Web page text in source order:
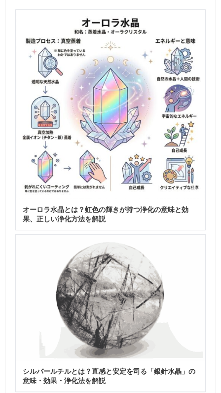
オーロラ水晶とは？虹色の輝きが持つ浄化の意味と効
果、正しい浄化方法を解説
シルバールチルとは？直感と安定を司る「銀針水晶」の
意味・効果・浄化法を解説